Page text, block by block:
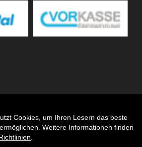
Cookies, um Ihren Lesern das beste
Weitere Informationen finden
Auftrag widerrufen